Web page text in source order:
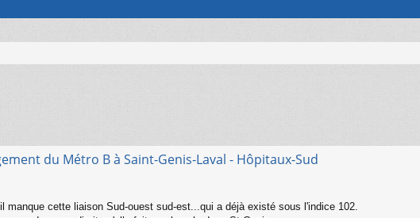
du Métro B à Saint-Genis-Laval - Hôpitaux-Sud
manque cette liaison Sud-ouest sud-est...qui a déjà existé sous l'indice 102.